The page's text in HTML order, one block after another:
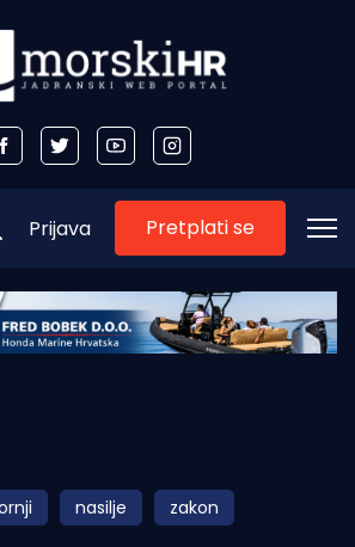
Prijava Pretplati se
nasilje zakon